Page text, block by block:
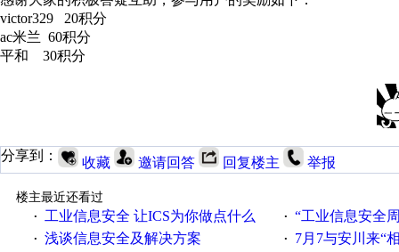
victor329 20积分
ac米兰 60积分
平和 30积分
分享到： 收藏 邀请回答 回复楼主 举报
楼主最近还看过
·
工业信息安全 让ICS为你做点什么 · “工业信息安全周之我见”
· 浅谈信息安全及解决方案 · 7月7与安川来“